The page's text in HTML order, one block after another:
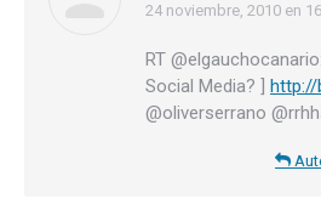
dice:
24 noviembre, 2010 en
RT
Social Media? ] http://
@oliverserrano